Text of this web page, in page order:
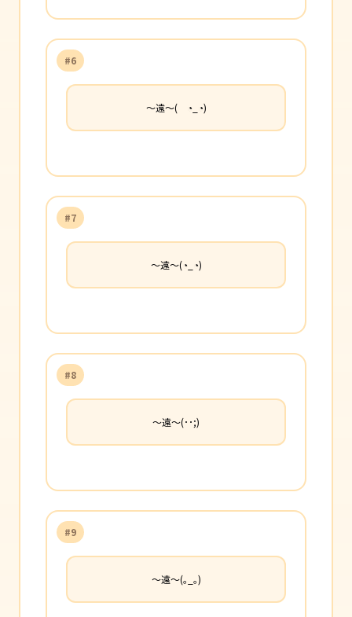
#6
〜遠〜( ◔_◔)
#7
〜遠〜(◔_◔)
#8
〜遠〜(･･;)
#9
〜遠〜(｡_｡)